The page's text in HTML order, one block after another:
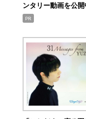
ンタリー動画を公開
PR